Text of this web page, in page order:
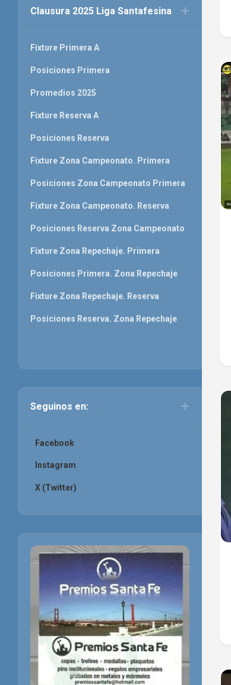
Clausura 2025 Liga Santafesina
Fixture Primera A
Posiciones Primera
Promedios 2025
Fixture Reserva A
Posiciones Reserva
Fixture Zona Campeonato. Primera
Posiciones Zona Campeonato Primera
Fixture Zona Campeonato. Reserva
Posiciones Reserva Zona Campeonato
Fixture Zona Repechaje. Primera
Posiciones Primera. Zona Repechaje
Fixture Zona Repechaje. Reserva
Posiciones Reserva. Zona Repechaje
Seguinos en:
Facebook
Instagram
X (Twitter)